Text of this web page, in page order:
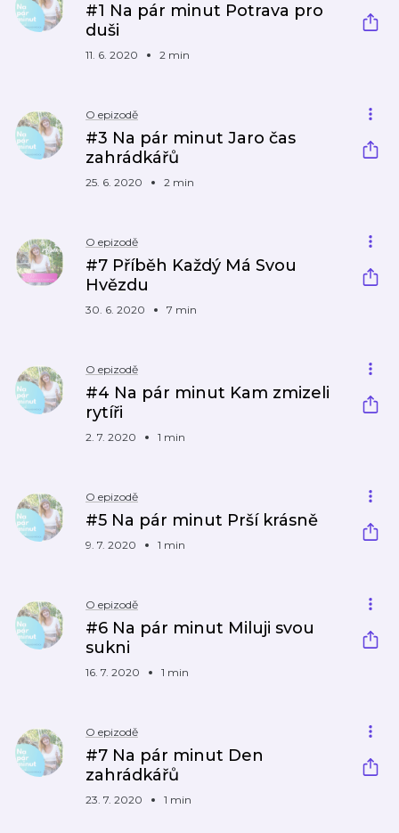
#1 Na pár minut Potrava pro
duši
11. 6. 2020 2 min
O epizodě
#3 Na pár minut Jaro čas
zahrádkářů
25. 6. 2020 2 min
O epizodě
#7 Příběh Každý Má Svou
Hvězdu
30. 6. 2020 7 min
O epizodě
#4 Na pár minut Kam zmizeli
rytíři
2. 7. 2020 1 min
O epizodě
#5 Na pár minut Prší krásně
9. 7. 2020 1 min
O epizodě
#6 Na pár minut Miluji svou
sukni
16. 7. 2020 1 min
O epizodě
#7 Na pár minut Den
zahrádkářů
23. 7. 2020 1 min